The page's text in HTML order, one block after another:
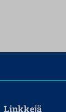
Linkkejä